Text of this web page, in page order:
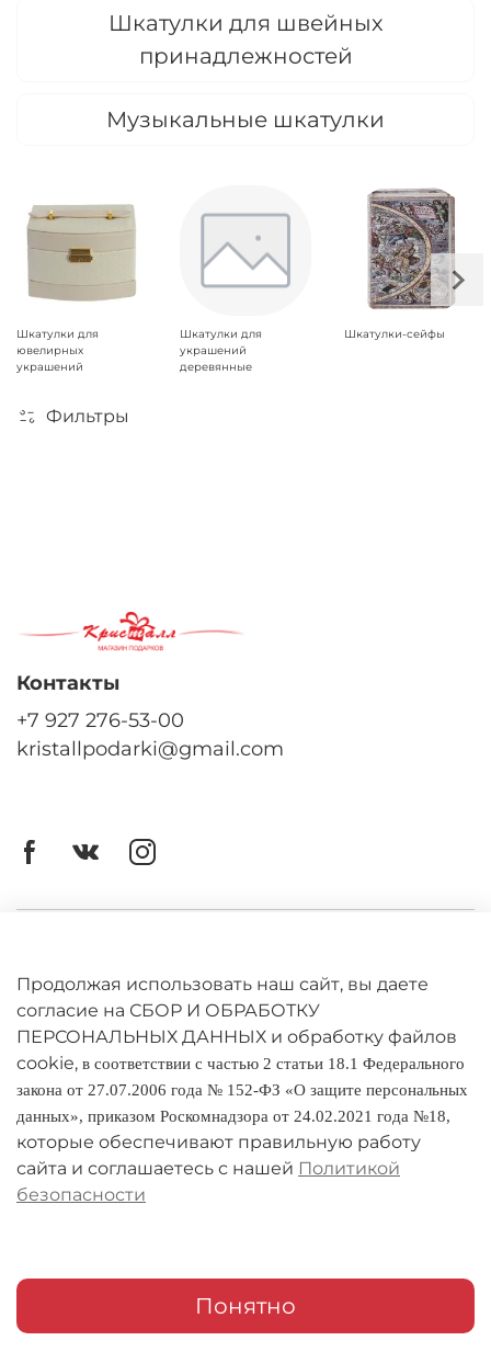
Шкатулки для швейных
принадлежностей
Музыкальные шкатулки
Шкатулки для
ювелирных
украшений
Шкатулки для
украшений
деревянные
Шкатулки-сейфы
Фильтры
Оферта
Политика конфиденциальности
Оплата и доставка
Условия обмена и возврата
Реквизиты
Контакты
+7 927 276-53-00
kristallpodarki@gmail.com
Продолжая использовать наш сайт, вы даете
согласие на СБОР И ОБРАБОТКУ
ПЕРСОНАЛЬНЫХ ДАННЫХ и обработку файлов
cookie, в соответствии с частью 2 статьи 18.1 Федерального
закона от 27.07.2006 года № 152-ФЗ «О защите персональных
данных», приказом Роскомнадзора от 24.02.2021 года №18,
которые обеспечивают правильную работу
сайта и соглашаетесь с нашей Политикой
безопасности
Понятно